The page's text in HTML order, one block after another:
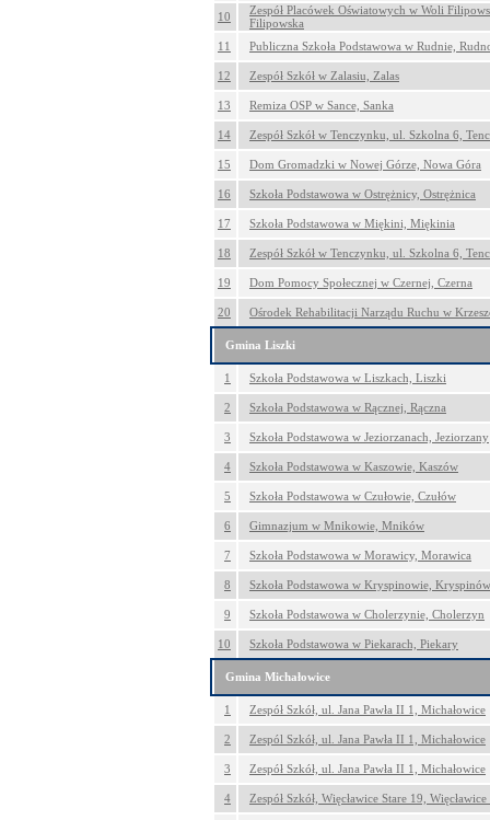
10
Zespół Placówek Oświatowych w Woli
Filipowska
11
Publiczna Szkoła Podstawowa w Rudnie,
12 Zespół Szkół w Zalasiu, Zalas
13 Remiza OSP w Sance, Sanka
14 Zespół Szkół w Tenczynku, ul. Szkolna 6,
15 Dom Gromadzki w Nowej Górze, Nowa Góra
16 Szkoła Podstawowa w Ostrężnicy, Ostrężnica
17 Szkoła Podstawowa w Miękini, Miękinia
18 Zespół Szkół w Tenczynku, ul. Szkolna 6,
19 Dom Pomocy Społecznej w Czernej, Czerna
20 Ośrodek Rehabilitacji Narządu Ruchu w
Gmina Liszki
1 Szkoła Podstawowa w Liszkach, Liszki
2 Szkoła Podstawowa w Rącznej, Rączna
3 Szkoła Podstawowa w Jeziorzanach, Jeziorzany
4 Szkoła Podstawowa w Kaszowie, Kaszów
5 Szkoła Podstawowa w Czułowie, Czułów
6 Gimnazjum w Mnikowie, Mników
7 Szkoła Podstawowa w Morawicy, Morawica
8 Szkoła Podstawowa w Kryspinowie, Kryspinów
9 Szkoła Podstawowa w Cholerzynie, Cholerzyn
10 Szkoła Podstawowa w Piekarach, Piekary
Gmina Michałowice
1 Zespół Szkół, ul. Jana Pawła II 1, Michałowice
2 Zespól Szkół, ul. Jana Pawła II 1, Michałowice
3 Zespół Szkół, ul. Jana Pawła II 1, Michałowice
4 Zespół Szkół, Więcławice Stare 19, Więcławice